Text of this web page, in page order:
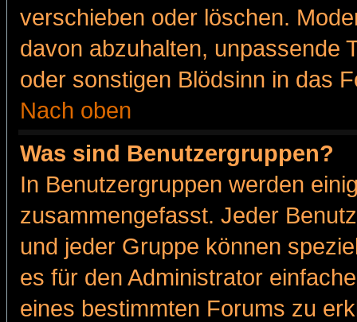
verschieben oder löschen.
davon abzuhalten, unpassende
oder sonstigen Blödsinn in das
Nach oben
Was sind Benutzergruppen?
In Benutzergruppen werden
zusammengefasst. Jeder
und jeder Gruppe können
es für den Administrator
eines bestimmten Forums zu